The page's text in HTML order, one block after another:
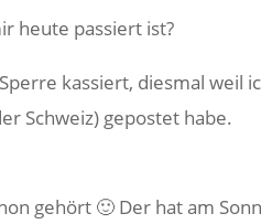
heute passiert ist?
kassiert, diesmal weil
Schweiz) gepostet habe.
gehört 🙂 Der hat am